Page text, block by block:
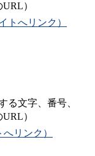
）
トへリンク）
る文字、番号、
）
リンク）